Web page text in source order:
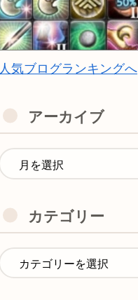
人気ブログランキングへ
アーカイブ
カテゴリー